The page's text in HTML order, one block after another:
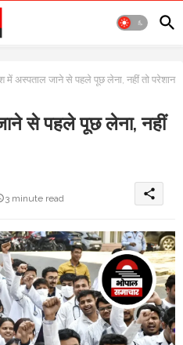
में अस्पताल जाने से पहले पूछ लेना, नहीं तो परेशान
से पहले पूछ लेना, नहीं
3 minute read share